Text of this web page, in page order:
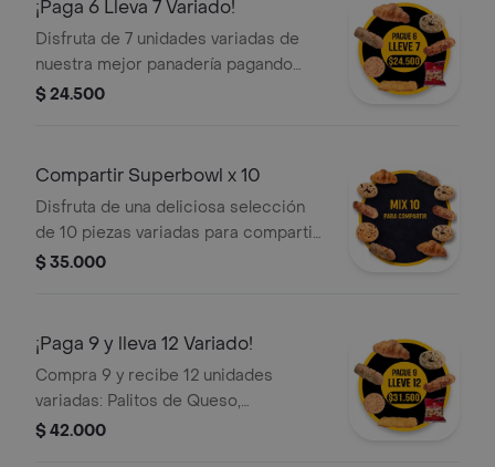
¡Paga 6 Lleva 7 Variado!
Disfruta de 7 unidades variadas de
nuestra mejor panadería pagando
solo 6. Un mix perfecto que incluye
$ 24.500
Compartir Superbowl x 10
Disfruta de una deliciosa selección
de 10 piezas variadas para compartir
en familia o con amigos: Croissants,
todos.
$ 35.000
¡Paga 9 y lleva 12 Variado!
Compra 9 y recibe 12 unidades
variadas: Palitos de Queso,
Croissants y Galletas.
$ 42.000